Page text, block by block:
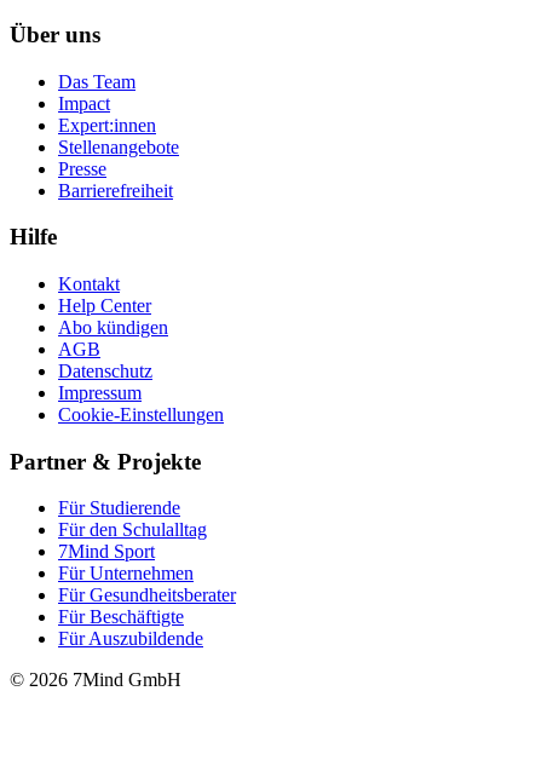
Über uns
Das Team
Impact
Expert:innen
Stellenangebote
Presse
Barrierefreiheit
Hilfe
Kontakt
Help Center
Abo kündigen
AGB
Datenschutz
Impressum
Cookie-Einstellungen
Partner & Projekte
Für Stu­die­rende
Für den Schulalltag
7Mind Sport
Für Unter­neh­men
Für Gesund­heits­be­ra­ter
Für Beschäftigte
Für Auszubildende
© 2026 7Mind GmbH